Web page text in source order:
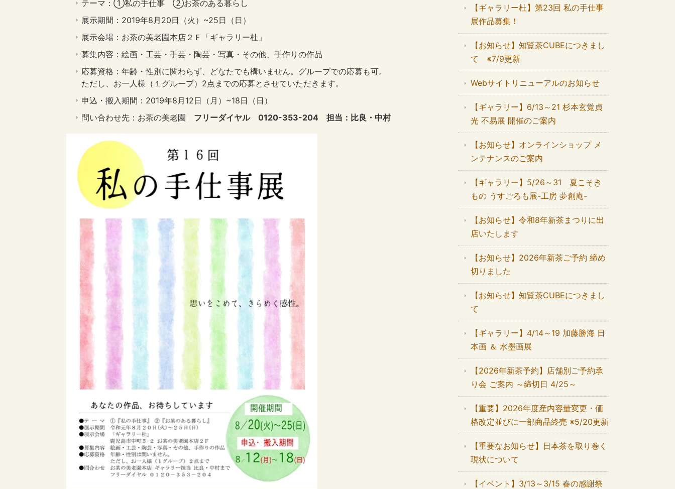
テーマ：①私の手仕事 ②お茶のある暮らし
展示期間：2019年8月20日（火）~25日（日）
展示会場：お茶の美老園本店２Ｆ「ギャラリー杜」
募集内容：絵画・工芸・手芸・陶芸・写真・その他、手作りの作品
応募資格：年齢・性別に関わらず、どなたでも構いません。グループでの応募も可。
ただし、お一人様（１グループ）2点までの応募とさせていただきます。
申込・搬入期間：2019年8月12日（月）~18日（日）
問い合わせ先：お茶の美老園 フリーダイヤル 0120-353-204 担当：比良・中村
【ギャラリー杜】第23回 私の手仕事
展作品募集！
【お知らせ】知覧茶CUBEにつきまし
て ※7/9更新
Webサイトリニューアルのお知らせ
【ギャラリー】6/13～21 杉本玄覚貞
光 不易展 開催のご案内
【お知らせ】オンラインショップ メ
ンテナンスのご案内
【ギャラリー】5/26～31 夏こそき
もの うすごろも展-工房 夢創庵-
【お知らせ】令和8年新茶まつりに出
店いたします
【お知らせ】2026年新茶ご予約 締め
切りました
【お知らせ】知覧茶CUBEにつきまし
て
【ギャラリー】4/14～19 加藤勝海 日
本画 ＆ 水墨画展
【2026年新茶予約】店舗別ご予約承
り会 ご案内 ～締切日 4/25～
【重要】2026年度産内容量変更・価
格改定並びに一部商品終売 ※5/20更新
【重要なお知らせ】日本茶を取り巻く
現状について
【イベント】3/13～3/15 春の感謝祭